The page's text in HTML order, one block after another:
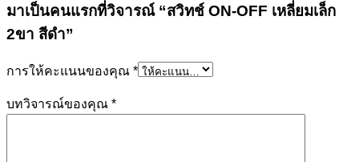
มาเป็นคนแรกที่วิจารณ์ “สวิทช์ ON-OFF เหลี่ยมเล็ก
2ขา สีดำ”
การให้คะแนนของคุณ *
บทวิจารณ์ของคุณ *